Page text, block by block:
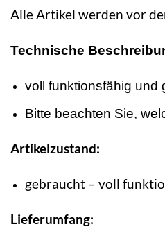
Alle Artikel werden vor
Technische
voll funktionsfähig und
Bitte beachten Sie,
Artikelzustand:
gebraucht – voll
Lieferumfang: